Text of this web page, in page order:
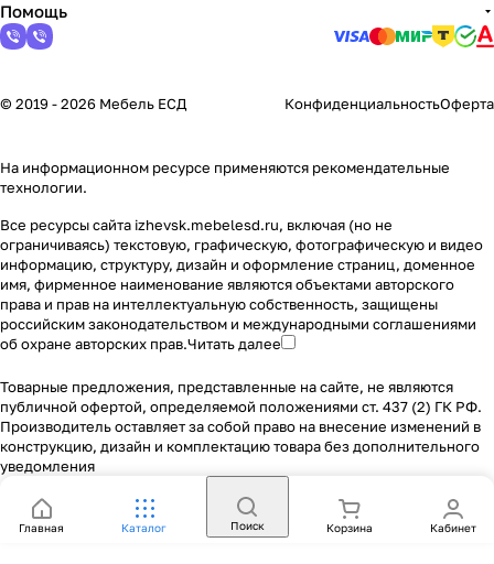
Помощь
© 2019 - 2026 Мебель ЕСД КонфиденциальностьОферта
На информационном ресурсе применяются рекомендательные
технологии.
Все ресурсы сайта izhevsk.mebelesd.ru, включая (но не
ограничиваясь) текстовую, графическую, фотографическую и видео
информацию, структуру, дизайн и оформление страниц, доменное
имя, фирменное наименование являются объектами авторского
права и прав на интеллектуальную собственность, защищены
российским законодательством и международными соглашениями
об охране авторских прав.Читать далее
Товарные предложения, представленные на сайте, не являются
публичной офертой, определяемой положениями ст. 437 (2) ГК РФ.
Производитель оставляет за собой право на внесение изменений в
конструкцию, дизайн и комплектацию товара без дополнительного
уведомления
Главная Каталог Поиск Корзина Кабинет